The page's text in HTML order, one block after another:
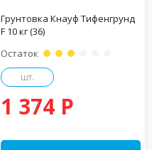
Грунтовка Кнауф Тифенгрунд
F 10 кг (36)
Остаток
шт.
1 374 P